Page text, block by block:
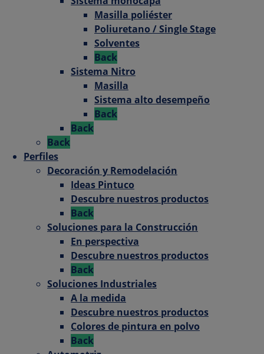
Masilla poliéster
Poliuretano / Single Stage
Solventes
Back
Sistema Nitro
Masilla
Sistema alto desempeño
Back
Back
Back
Perfiles
Decoración y Remodelación
Ideas Pintuco
Descubre nuestros productos
Back
Soluciones para la Construcción
En perspectiva
Descubre nuestros productos
Back
Soluciones Industriales
A la medida
Descubre nuestros productos
Colores de pintura en polvo
Back